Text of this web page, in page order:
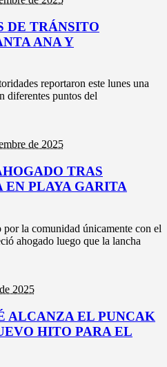
DE TRÁNSITO
ANA Y
reportaron este lunes una
diferentes puntos del
de 2025
TRAS
PLAYA GARITA
la comunidad únicamente con el
ahogado luego que la lancha
2025
ALCANZA EL PUNCAK
HITO PARA EL